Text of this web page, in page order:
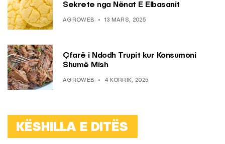
Sekrete nga Nënat E Elbasanit
AGROWEB 13 MARS, 2025
Çfarë i Ndodh Trupit kur Konsumoni
Shumë Mish
AGROWEB 4 KORRIK, 2025
KËSHILLA E DITËS